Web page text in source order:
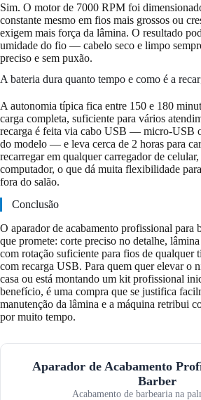
Sim. O motor de 7000 RPM foi
constante mesmo em fios mais grossos ou
exigem mais força da lâmina. O resultado
umidade do fio — cabelo seco e limpo
preciso e sem puxão.
A bateria dura quanto tempo e como é a
A autonomia típica fica entre 150 e 180
carga completa, suficiente para vários
recarga é feita via cabo USB — micro-USB
do modelo — e leva cerca de 2 horas para
recarregar em qualquer carregador de
computador, o que dá muita flexibilidade
fora do salão.
Conclusão
O aparador de acabamento profissional para
que promete: corte preciso no detalhe,
com rotação suficiente para fios de qualquer
com recarga USB. Para quem quer elevar o
casa ou está montando um kit profissional
benefício, é uma compra que se justifica
manutenção da lâmina e a máquina retribui
por muito tempo.
Aparador de Acabamento
Barber
Acabamento de barbearia na